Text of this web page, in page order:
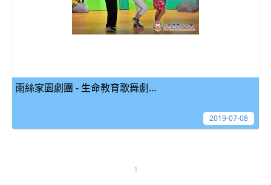
雨絲家園劇團 - 生命教育歌舞劇...
2019-07-08
1